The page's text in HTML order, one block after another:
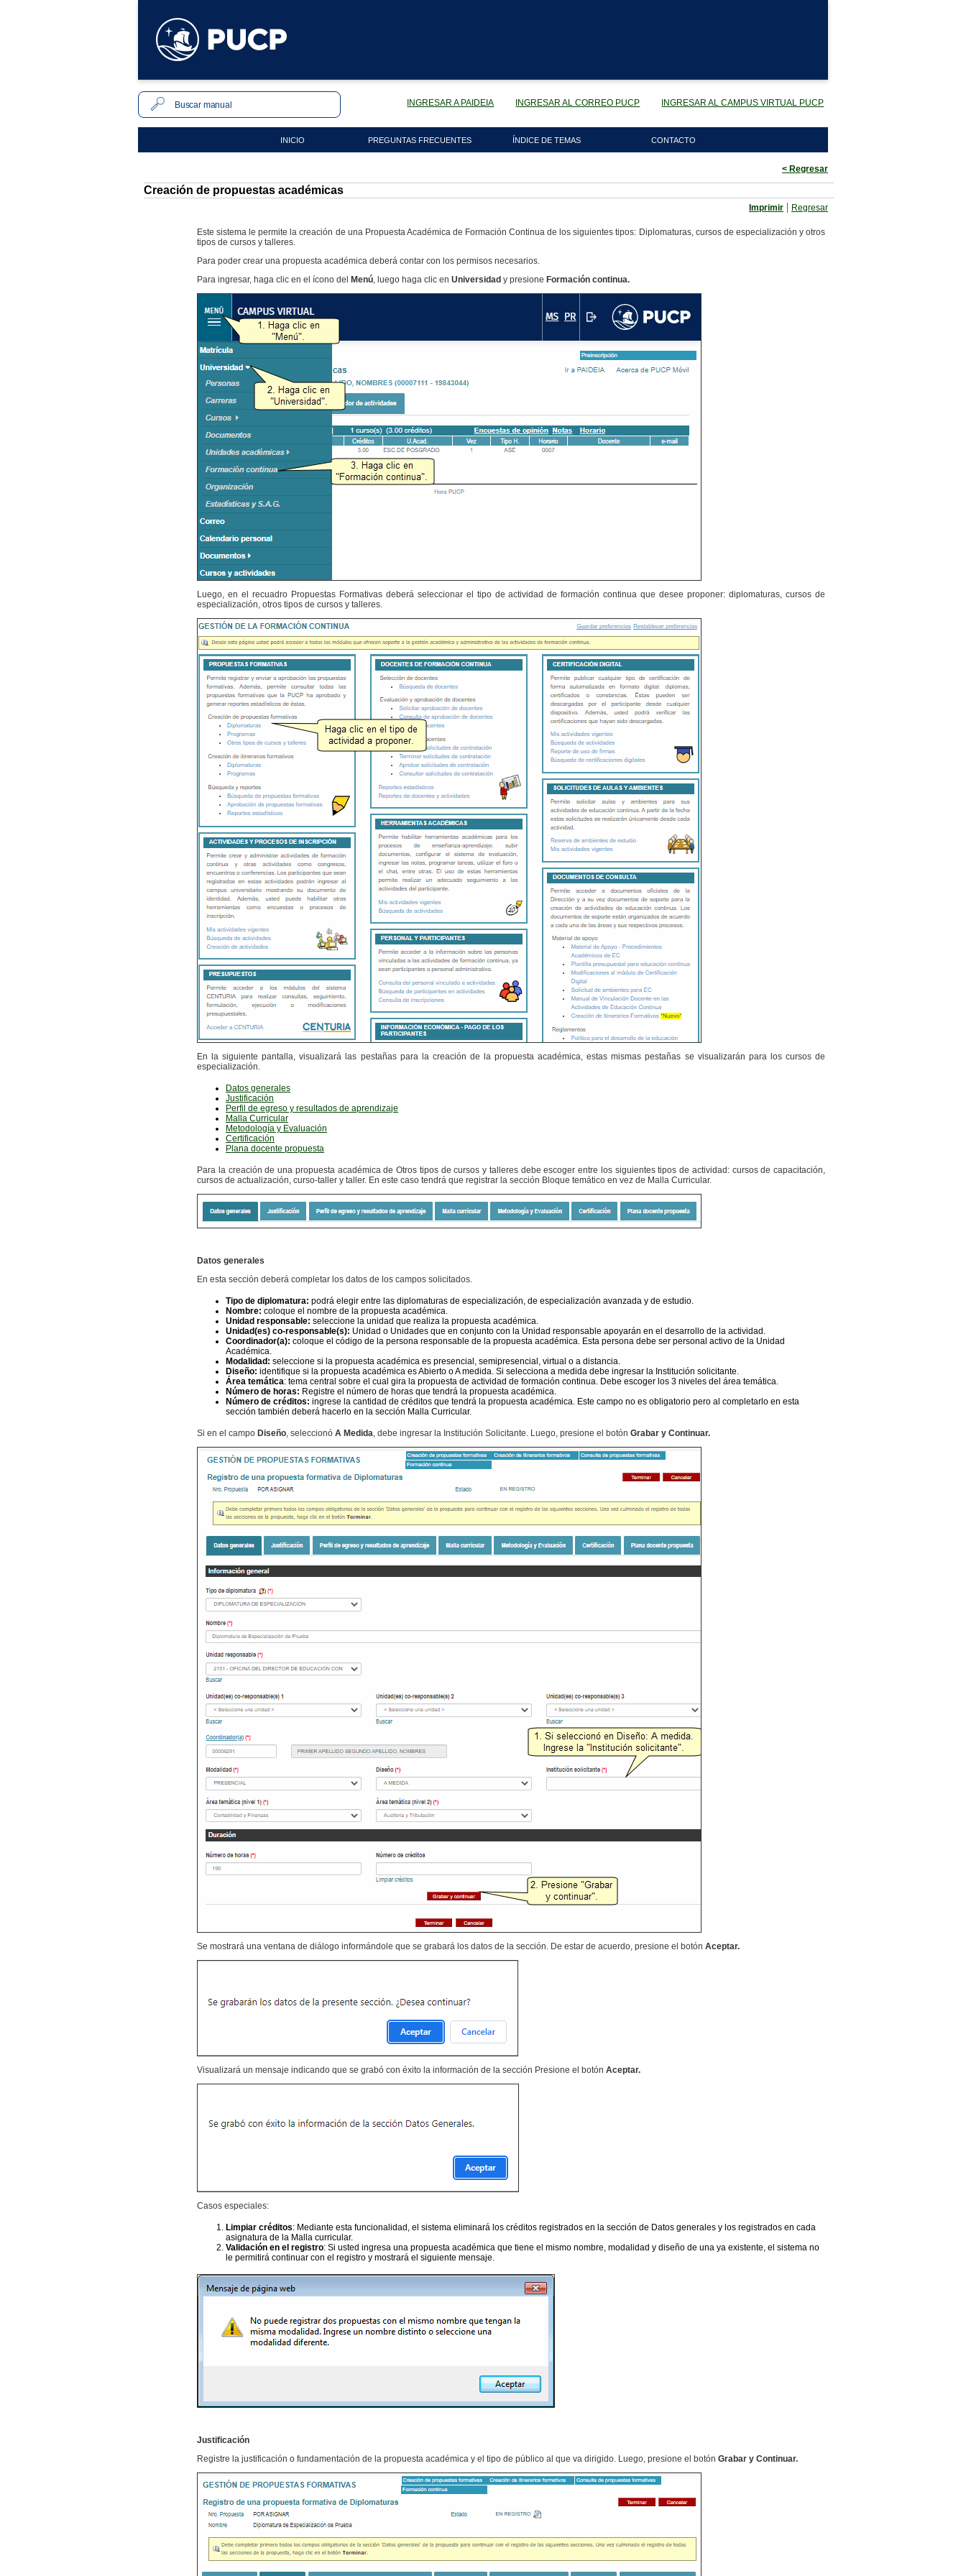
INGRESAR A PAIDEIA INGRESAR AL CORREO PUCP INGRESAR AL CAMPUS VIRTUAL PUCP
INICIO PREGUNTAS FRECUENTES ÍNDICE DE TEMAS CONTACTO
< Regresar
Creación de propuestas académicas
Imprimir | Regresar
Este sistema le permite la creación de una Propuesta Académica de Formación Continua de los siguientes tipos: Diplomaturas, cursos de especialización y otros
tipos de cursos y talleres.
Para poder crear una propuesta académica deberá contar con los permisos necesarios.
Para ingresar, haga clic en el ícono del
Menú, luego haga clic en Universidad y presione Formación continua.
Luego, en el recuadro Propuestas Formativas deberá seleccionar el tipo de actividad de formación continua que desee proponer: diplomaturas, cursos de
especialización, otros tipos de cursos y talleres.
En la siguiente pantalla, visualizará las pestañas para la creación de la propuesta académica, estas mismas pestañas se visualizarán para los cursos de
especialización.
Datos generales
Justificación
Perfil de egreso y resultados de aprendizaje
Malla Curricular
Metodología y Evaluación
Certificación
Plana docente propuesta
Para la creación de una propuesta académica de Otros tipos de cursos y talleres debe escoger entre los siguientes tipos de actividad: cursos de capacitación,
cursos de actualización, curso-taller y taller. En este caso tendrá que registrar la sección Bloque temático en vez de Malla Curricular.
Datos generales
En esta sección deberá completar los datos de los campos solicitados.
Tipo de diplomatura: podrá elegir entre las diplomaturas de especialización, de especialización avanzada y de estudio.
Nombre: coloque el nombre de la propuesta académica.
Unidad responsable: seleccione la unidad que realiza la propuesta académica.
Unidad(es) co-responsable(s): Unidad o Unidades que en conjunto con la Unidad responsable apoyarán en el desarrollo de la actividad.
Coordinador(a): coloque el código de la persona responsable de la propuesta académica. Esta persona debe ser personal activo de la Unidad
Académica.
Modalidad: seleccione si la propuesta académica es presencial, semipresencial, virtual o a distancia.
Diseño: identifique si la propuesta académica es Abierto o A medida. Si selecciona a medida debe ingresar la Institución solicitante.
Área temática: tema central sobre el cual gira la propuesta de actividad de formación continua. Debe escoger los 3 niveles del área temática.
Número de horas: Registre el número de horas que tendrá la propuesta académica.
Número de créditos: ingrese la cantidad de créditos que tendrá la propuesta académica. Este campo no es obligatorio pero al completarlo en esta
sección también deberá hacerlo en la sección Malla Curricular.
Si en el campo Diseño, seleccionó A Medida, debe ingresar la Institución Solicitante. Luego, presione el botón Grabar y Continuar.
Se mostrará una ventana de diálogo informándole que se grabará los datos de la sección. De estar de acuerdo, presione el botón Aceptar.
Visualizará un mensaje indicando que se grabó con éxito la información de la sección Presione el botón Aceptar.
Casos especiales:
Limpiar créditos: Mediante esta funcionalidad, el sistema eliminará los créditos registrados en la sección de Datos generales y los registrados en cada
asignatura de la Malla curricular.
Validación en el registro: Si usted ingresa una propuesta académica que tiene el mismo nombre, modalidad y diseño de una ya existente, el sistema no
le permitirá continuar con el registro y mostrará el siguiente mensaje.
Justificación
Registre la justificación o fundamentación de la propuesta académica y el tipo de público al que va dirigido. Luego, presione el botón Grabar y Continuar.